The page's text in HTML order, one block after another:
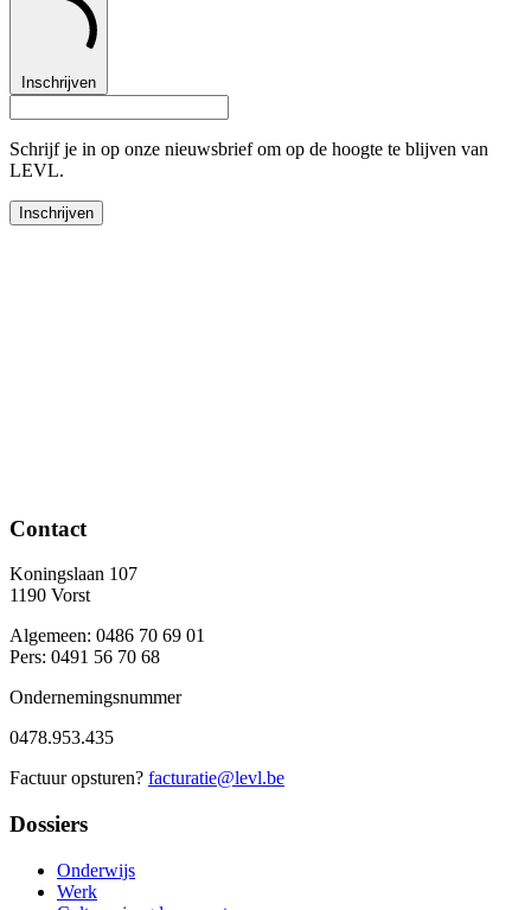
Inschrijven
Schrijf je in op onze nieuwsbrief om op de hoogte te blijven van
LEVL.
Inschrijven
Contact
Koningslaan 107
1190 Vorst
Algemeen: 0486 70 69 01
Pers: 0491 56 70 68
Ondernemingsnummer
0478.953.435
Factuur opsturen? facturatie@levl.be
Dossiers
Onderwijs
Werk